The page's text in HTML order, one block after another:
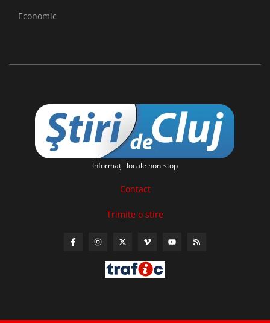
Economic
Informaţii locale non-stop
Contact
Trimite o stire